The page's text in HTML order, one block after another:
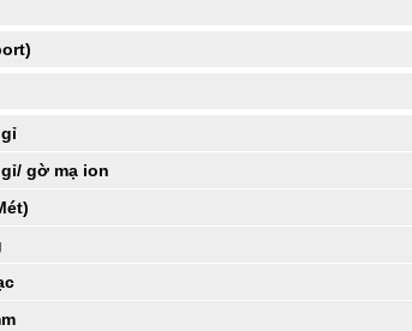
gờ mạ ion